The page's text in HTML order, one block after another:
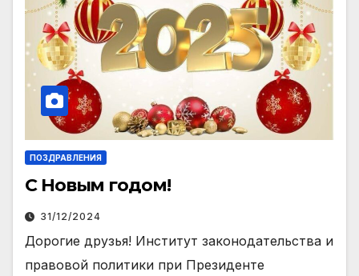
ПОЗДРАВЛЕНИЯ
С Новым годом!
31/12/2024
Дорогие друзья! Институт законодательства и
правовой политики при Президенте